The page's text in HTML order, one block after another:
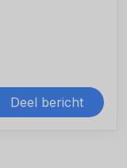
Deel bericht